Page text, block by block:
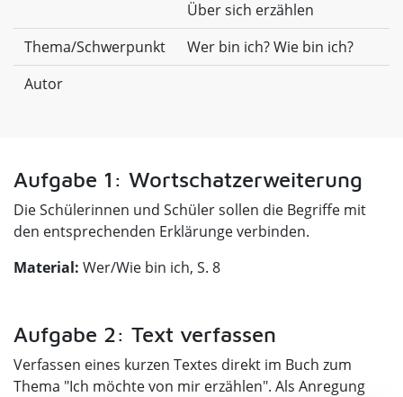
Über sich erzählen
Thema/Schwerpunkt
Wer bin ich? Wie bin ich?
Autor
Aufgabe 1: Wortschatzerweiterung
Die Schülerinnen und Schüler sollen die Begriffe mit
den entsprechenden Erklärunge verbinden.
Material: Wer/Wie bin ich, S. 8
Aufgabe 2: Text verfassen
Verfassen eines kurzen Textes direkt im Buch zum
Thema "Ich möchte von mir erzählen". Als Anregung